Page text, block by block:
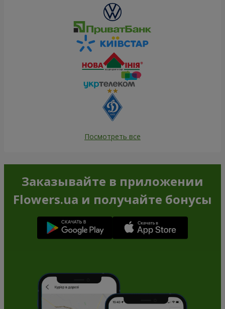
Посмотреть все
Заказывайте в приложении
Flowers.ua и получайте бонусы